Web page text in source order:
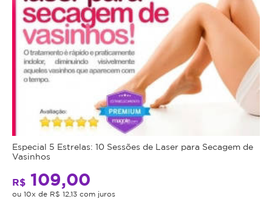
Especial 5 Estrelas: 10 Sessões de Laser para Secagem de
Vasinhos
R$ 109,00
ou 10x de R$ 12,13 com juros